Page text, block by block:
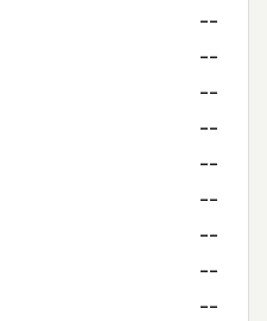
--
--
--
--
--
--
--
--
--